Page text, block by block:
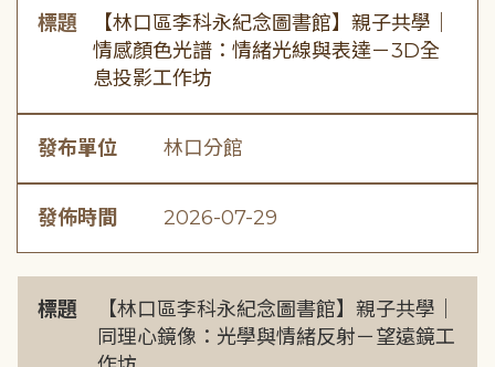
標題
【林口區李科永紀念圖書館】親子共學｜
情感顏色光譜：情緒光線與表達－3D全
息投影工作坊
發布單位 林口分館
發佈時間 2026-07-29
標題
【林口區李科永紀念圖書館】親子共學｜
同理心鏡像：光學與情緒反射－望遠鏡工